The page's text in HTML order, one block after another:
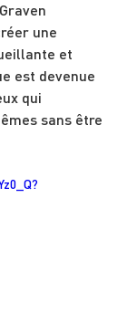
une
et
est devenue
qui
sans être